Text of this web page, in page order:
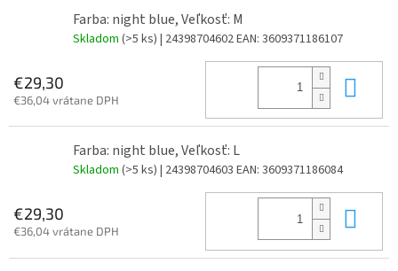
Farba: night blue, Veľkosť: M
Skladom (>5 ks) | 24398704602EAN: 3609371186107
€29,30
€36,04 vrátane DPH
Farba: night blue, Veľkosť: L
Skladom (>5 ks) | 24398704603 EAN: 3609371186084
€29,30
€36,04 vrátane DPH